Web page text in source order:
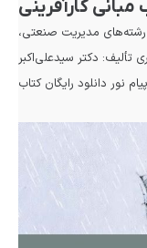
مبانی کارآفرینی
رشته‌های مدیریت صنعتی،
تألیف: دکتر سیدعلی‌اکبر
نور دانلود رایگان کتاب